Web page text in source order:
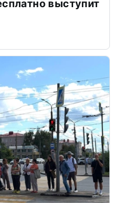
выступит